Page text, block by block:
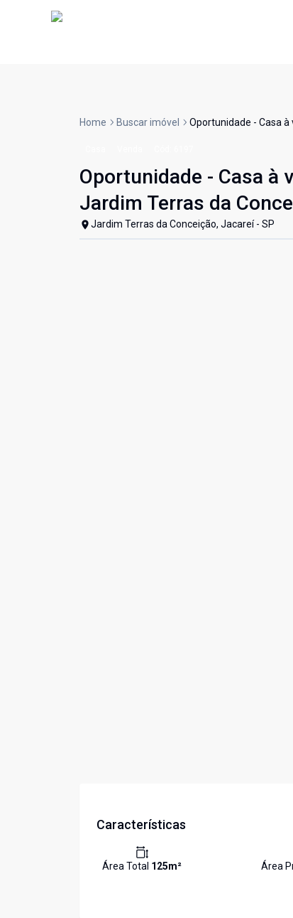
Home Buscar imóvel Oportunidade - Casa
Oportunidade - Casa à
Jardim Terras da
Jardim Terras da Conceição, Jacareí - SP
Características
Área Total 125m² Área